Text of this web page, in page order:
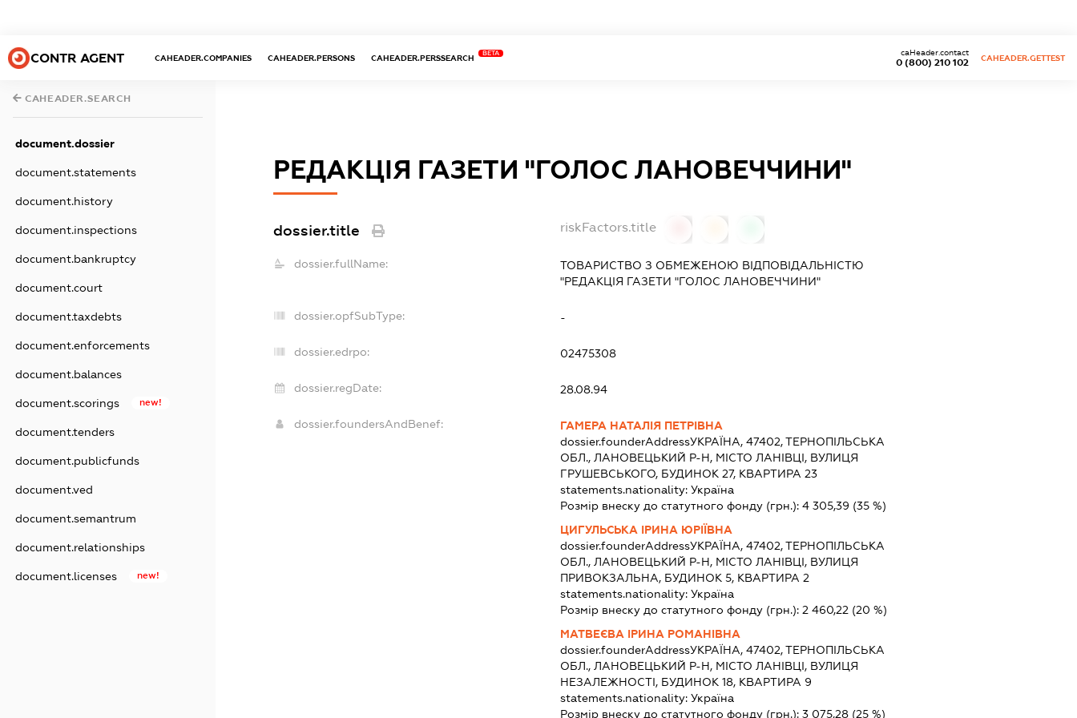
CONTR AGENT CAHEADER.COMPANIES CAHEADER.PERSONS CAHEADER.PERSSEARCH
BETA
0 (800) 210 102
caHeader.contact
CAHEADER.GETTEST
CAHEADER.SEARCH
document.dossier
document.statements
document.history
document.inspections
document.bankruptcy
document.court
document.taxdebts
document.enforcements
document.balances
document.scorings new!
document.tenders
document.publicfunds
document.ved
document.semantrum
document.relationships
document.licenses new!
РЕДАКЦІЯ ГАЗЕТИ "ГОЛОС ЛАНОВЕЧЧИНИ"
dossier.title riskFactors.title
dossier.fullName:
ТОВАРИСТВО З ОБМЕЖЕНОЮ ВІДПОВІДАЛЬНІСТЮ
"РЕДАКЦІЯ ГАЗЕТИ "ГОЛОС ЛАНОВЕЧЧИНИ"
dossier.opfSubType: -
dossier.edrpo: 02475308
dossier.regDate: 28.08.94
dossier.foundersAndBenef:
ГАМЕРА НАТАЛІЯ ПЕТРІВНА
dossier.founderAddressУКРАЇНА, 47402, ТЕРНОПІЛЬСЬКА
ОБЛ., ЛАНОВЕЦЬКИЙ Р-Н, МІСТО ЛАНІВЦІ, ВУЛИЦЯ
ГРУШЕВСЬКОГО, БУДИНОК 27, КВАРТИРА 23
statements.nationality:Україна
Розмір внеску до статутного фонду (грн.):4 305,39 (35 %)
ЦИГУЛЬСЬКА ІРИНА ЮРІЇВНА
dossier.founderAddressУКРАЇНА, 47402, ТЕРНОПІЛЬСЬКА
ОБЛ., ЛАНОВЕЦЬКИЙ Р-Н, МІСТО ЛАНІВЦІ, ВУЛИЦЯ
ПРИВОКЗАЛЬНА, БУДИНОК 5, КВАРТИРА 2
statements.nationality:Україна
Розмір внеску до статутного фонду (грн.):2 460,22 (20 %)
МАТВЕЄВА ІРИНА РОМАНІВНА
dossier.founderAddressУКРАЇНА, 47402, ТЕРНОПІЛЬСЬКА
ОБЛ., ЛАНОВЕЦЬКИЙ Р-Н, МІСТО ЛАНІВЦІ, ВУЛИЦЯ
НЕЗАЛЕЖНОСТІ, БУДИНОК 18, КВАРТИРА 9
statements.nationality:Україна
Розмір внеску до статутного фонду (грн.):3 075,28 (25 %)